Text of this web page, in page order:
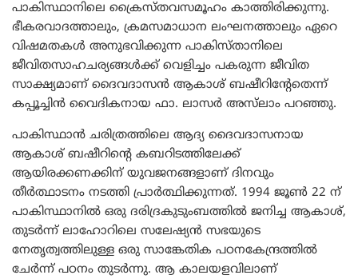
പാകിസ്ഥാനിലെ ക്രൈസ്തവസമൂഹം കാത്തിരിക്കുന്നു.
ഭീകരവാദത്താലും, ക്രമസമാധാന ലംഘനത്താലും ഏറെ
വിഷമതകൾ അനുഭവിക്കുന്ന പാകിസ്താനിലെ
ജീവിതസാഹചര്യങ്ങൾക്ക് വെളിച്ചം പകരുന്ന ജീവിത
സാക്ഷ്യമാണ് ദൈവദാസൻ ആകാശ് ബഷീറിന്റേതെന്ന്
കപ്പൂച്ചിൻ വൈദികനായ ഫാ. ലാസർ അസ്‌ലാം പറഞ്ഞു.
പാകിസ്ഥാൻ ചരിത്രത്തിലെ ആദ്യ ദൈവദാസനായ
ആകാശ് ബഷീറിന്റെ കബറിടത്തിലേക്ക്
ആയിരക്കണക്കിന് യുവജനങ്ങളാണ് ദിനവും
തീർത്ഥാടനം നടത്തി പ്രാർത്ഥിക്കുന്നത്. 1994 ജൂൺ 22 ന്
പാകിസ്ഥാനിൽ ഒരു ദരിദ്രകുടുംബത്തിൽ ജനിച്ച ആകാശ്,
തുടർന്ന് ലാഹോറിലെ സലേഷ്യൻ സഭയുടെ
നേതൃത്വത്തിലുള്ള ഒരു സാങ്കേതിക പഠനകേന്ദ്രത്തിൽ
ചേർന്ന് പഠനം തുടർന്നു. ആ കാലയളവിലാണ്